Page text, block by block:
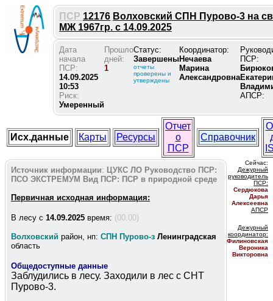
ПСР 12176 Волховский СПН Пурово-3 на
МЖ 1967гр. с 14.09.2025
Дата
начала
ПСР:
14.09.2025
10:53
Риск:
Умеренный
Прошло
дней:
1
Статус:
Завершены
отчеты
проверены и
утверждены
Координатор:
Нечаева
Марина
Александровна
ПСР:
АПСР:
Исх.данные Карты Ресурсы
Отчет
о
ПСР
Справочник
Источник информации: ЦУКС ЛО Руководство ПСР:
ПСО ЭКСТРЕМУМ Вид ПСР: ПСР в природной среде
Первичная исходная информация:
В лесу c 14.09.2025 время: (00:00)
Волховский район, нп: СПН Пурово-з Ленинградская
область
Общедоступные данные
Заблудились в лесу. Заходили в лес с СНТ
Пурово-3.
Сейчас:
Дежурный
руководитель
ПСР:
Сердюкова
Дарья
Алексеевна
АПСР
Дежурный
координатор:
Филиновская
Вероника
Викторовна